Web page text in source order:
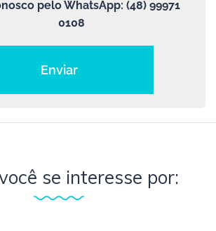
pelo WhatsApp: (48) 99971
0108
Enviar
se interesse por: